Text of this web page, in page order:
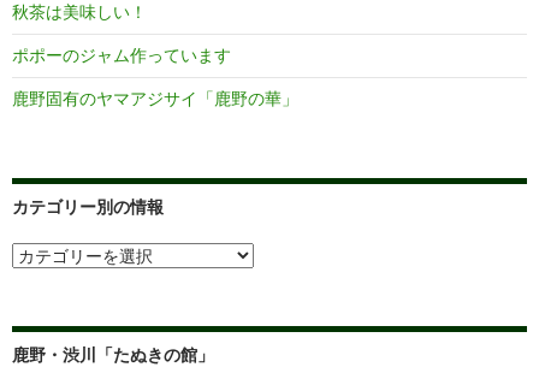
秋茶は美味しい！
ポポーのジャム作っています
鹿野固有のヤマアジサイ「鹿野の華」
カテゴリー別の情報
カ
テ
ー
別
鹿野・渋川「たぬきの館」